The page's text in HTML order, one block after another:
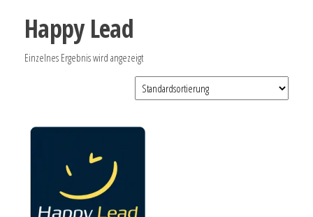
Happy Lead
Einzelnes Ergebnis wird angezeigt